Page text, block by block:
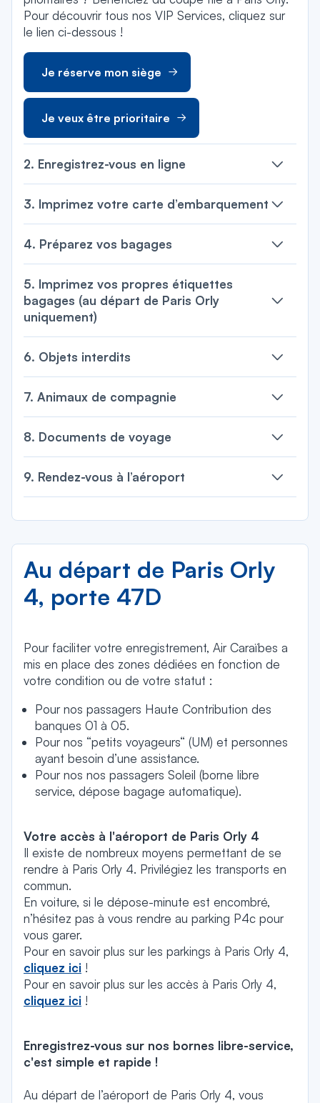
Pour découvrir tous nos VIP Services, cliquez sur
le lien ci-dessous !
Je réserve mon siège
Je veux être prioritaire
2. Enregistrez-vous en ligne
3. Imprimez votre carte d’embarquement
4. Préparez vos bagages
5. Imprimez vos propres étiquettes
bagages (au départ de Paris Orly
uniquement)
6. Objets interdits
7. Animaux de compagnie
8. Documents de voyage
9. Rendez-vous à l’aéroport
Au départ de Paris Orly
4, porte 47D
Pour faciliter votre enregistrement, Air Caraïbes a
mis en place des zones dédiées en fonction de
votre condition ou de votre statut :
Pour nos passagers Haute Contribution des
banques 01 à 05.
Pour nos “petits voyageurs“ (UM) et personnes
ayant besoin d’une assistance.
Pour nos nos passagers Soleil (borne libre
service, dépose bagage automatique).
Votre accès à l'aéroport de Paris Orly 4
Il existe de nombreux moyens permettant de se
rendre à Paris Orly 4. Privilégiez les transports en
commun.
En voiture, si le dépose-minute est encombré,
n’hésitez pas à vous rendre au parking P4c pour
vous garer.
Pour en savoir plus sur les parkings à Paris Orly 4,
cliquez ici !
Pour en savoir plus sur les accès à Paris Orly 4,
cliquez ici !
Enregistrez-vous sur nos bornes libre-service,
c'est simple et rapide !
Au départ de l’aéroport de Paris Orly 4, vous